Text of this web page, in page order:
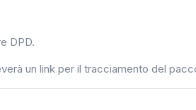
DPD.
un link per il tracciamento del